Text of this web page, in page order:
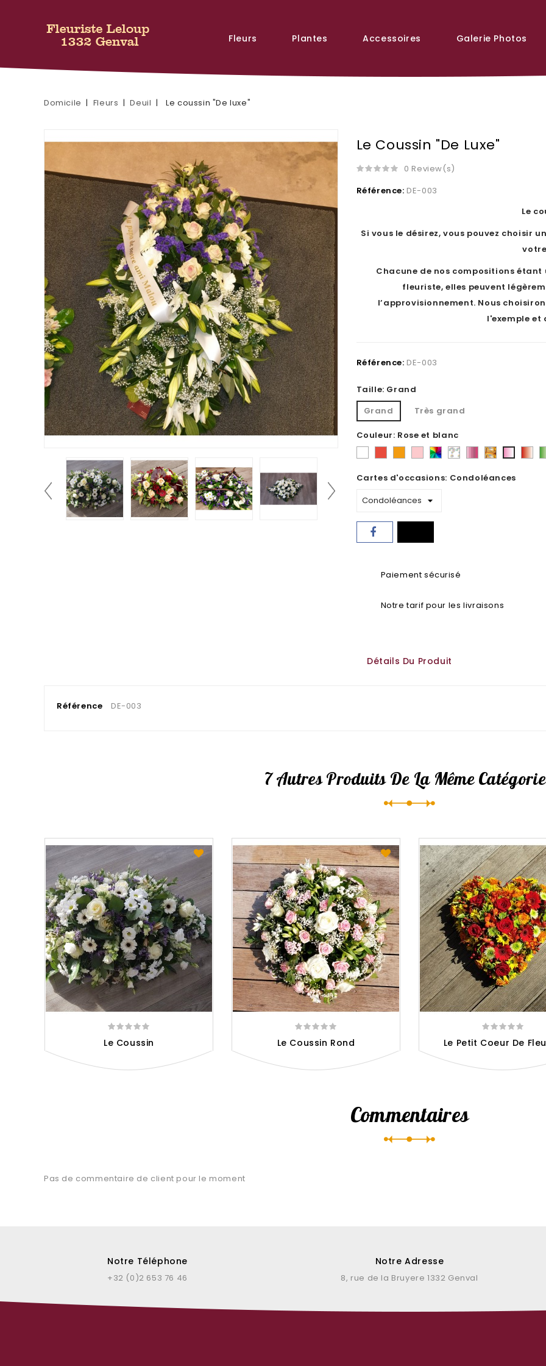
Fleurs Plantes Accessoires Galerie Photos
Domicile Fleurs Deuil Le coussin "De luxe"
Le Coussin "De Luxe"
0 Review(s)
Référence: DE-003
Le
Si vous le désirez, vous pouvez choisir
Chacune de nos compositions
fleuriste, elles peuvent
l’approvisionnement. Nous
l'exemple et
Référence: DE-003
Taille: Grand
Grand
Très grand
Couleur: Rose et blanc
RoseVariéAu
Camaïeu
tons
Rose
Cartes d'occasions: Condoléances
Paiement sécurisé
Notre tarif pour les livraisons
Détails Du Produit
Référence DE-003
7 Autres Produits De La Même
Le Coussin Le Coussin Rond Le Petit Coeur De
Commentaires
Pas de commentaire de client pour le moment
Notre Téléphone
+32 (0)2 653 76 46
Notre Adresse
8, rue de la Bruyere 1332 Genval